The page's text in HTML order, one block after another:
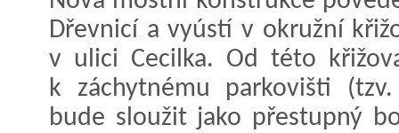
Dřevnicí a vyústí v okružní
v ulici Cecilka. Od této
k záchytnému parkovišti
bude sloužit jako přestupný